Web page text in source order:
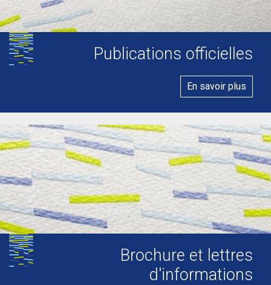
Publications officielles
En savoir plus
Brochure et lettres
d'informations